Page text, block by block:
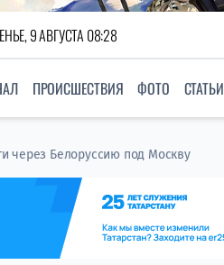
9 АВГУСТА 08:28
ПРОИСШЕСТВИЯ ФОТО СТАТЬИ
через Белоруссию под Москву